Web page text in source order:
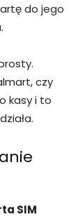
do jego
czy
kasy i to
SIM